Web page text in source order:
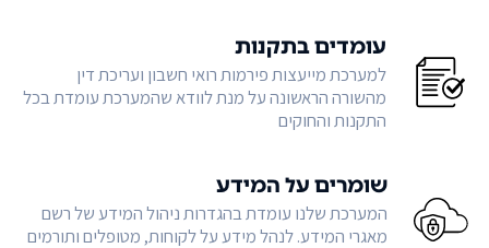
עומדים בתקנות
למערכת מייעצות פירמות רואי חשבון ועריכת דין
מהשורה הראשונה על מנת לוודא שהמערכת עומדת בכל
התקנות והחוקים
שומרים על המידע
המערכת שלנו עומדת בהגדרות ניהול המידע של רשם
מאגרי המידע. לנהל מידע על לקוחות, מטופלים ותורמים